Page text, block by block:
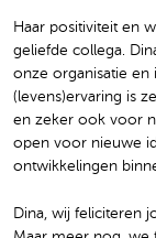
Haar positiviteit en
geliefde collega.
onze organisatie en
(levens)ervaring is
en zeker ook voor
open voor nieuwe
ontwikkelingen
Dina, wij feliciteren